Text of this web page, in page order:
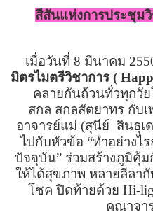
สีสันแห่งการประชุม
เมื่อวันที่ 8 มีนาคม
มิตรไมตรีวิชาการ (
คลายกันถ้วนทั่วทุกวั
สกล สกลสัตยาทร กับเ
อาจารย์แม่ (สุนีย์ สินธุเ
ไปกับหัวข้อ “ทำอย่างไ
ปัจจุบัน” ร่วมสร้างภูมิคุ้
ให้ได้สุขภาพ หลายลีลา
โชค ปิดท้ายด้วย Hi-
คณาจา